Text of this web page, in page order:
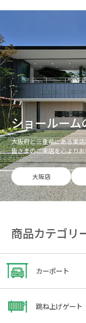
ショールーム
大阪府と三重県にある実
皆さまのご来店を心より
大阪店
商品カテゴリ
カーポート
跳ね上げゲート